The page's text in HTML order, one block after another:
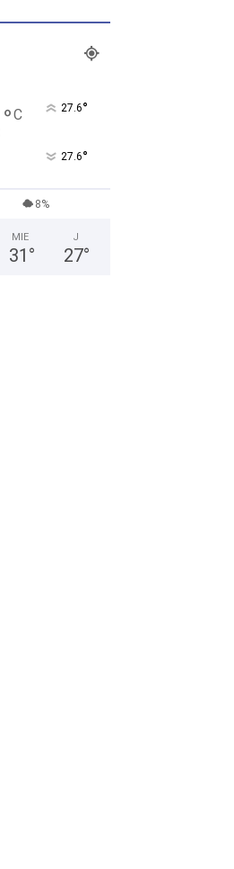
°C 27.6°
27.6°
8%
MIE
31 °
J
27°